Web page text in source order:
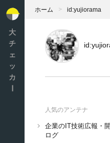
大
チ
ェ
ッ
カ
ホーム id:yujiorama
人気のアンテナ
企業のIT技術広報・
ログ